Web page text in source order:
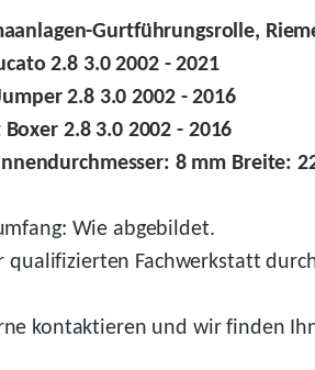
Gurtführungsrolle,
2.8 3.0 2002 - 2021
2.8 3.0 2002 - 2016
Boxer 2.8 3.0 2002 - 2016
8 mm Breite:
Wie abgebildet.
Fachwerkstatt
kontaktieren und wirfinden